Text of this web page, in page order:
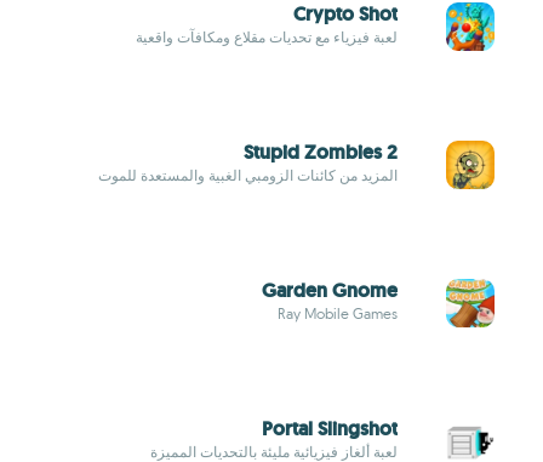
Crypto Shot
لعبة فيزياء مع تحديات مقلاع ومكافآت واقعية
Stupid Zombies 2
المزيد من كائنات الزومبي الغبية والمستعدة للموت
Garden Gnome
Ray Mobile Games
Portal Slingshot
لعبة ألغاز فيزيائية مليئة بالتحديات المميزة